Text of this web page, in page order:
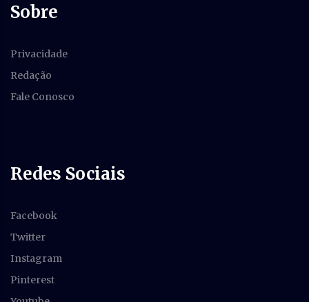
Sobre
Privacidade
Redação
Fale Conosco
Redes Sociais
Facebook
Twitter
Instagram
Pinterest